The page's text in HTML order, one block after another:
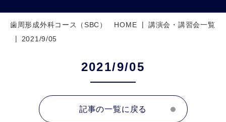
歯周形成外科コース（SBC） HOME
講演会・講習会一覧
2021/9/05
2021/9/05
記事の一覧に戻る